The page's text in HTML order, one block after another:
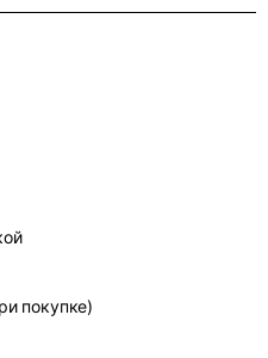
покупке)